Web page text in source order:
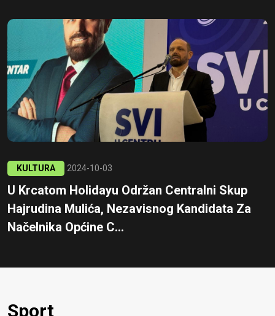
KULTURA 2024-10-03
U Krcatom Holidayu Održan Centralni Skup
Hajrudina Mulića, Nezavisnog Kandidata Za
Načelnika Općine C...
Sport